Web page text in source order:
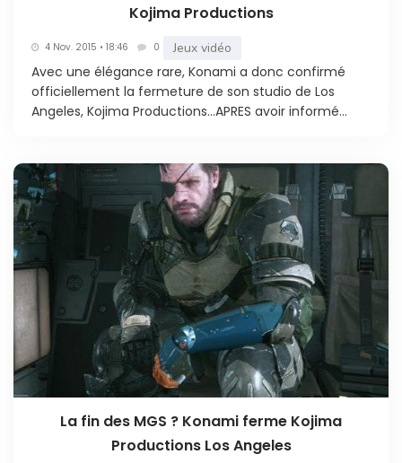
Kojima Productions
4 Nov. 2015 • 18:46 0 Jeux vidéo
Avec une élégance rare, Konami a donc confirmé
officiellement la fermeture de son studio de Los
Angeles, Kojima Productions…APRES avoir informé...
La fin des MGS ? Konami ferme Kojima
Productions Los Angeles